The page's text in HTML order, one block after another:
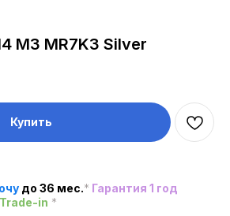
М3 MR7K3 Silver
Купить
у до 36 мес.* Гарантия 1 год
in *